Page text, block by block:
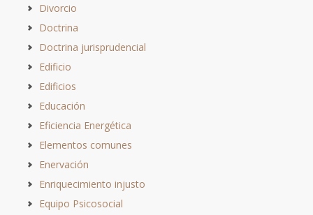
Divorcio
Doctrina
Doctrina jurisprudencial
Edificio
Edificios
Educación
Eficiencia Energética
Elementos comunes
Enervación
Enriquecimiento injusto
Equipo Psicosocial